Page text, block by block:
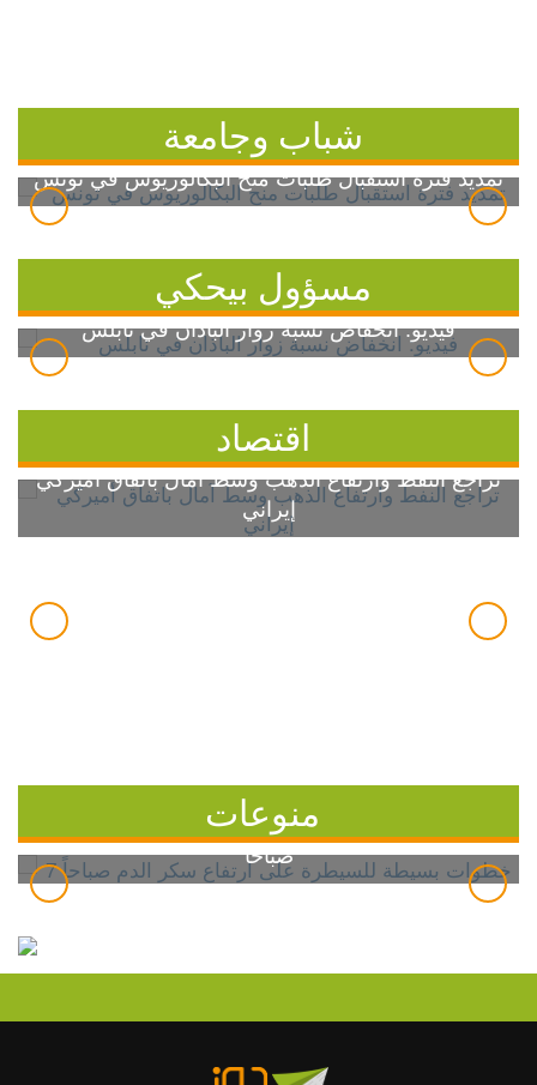
شباب وجامعة
تمديد فترة استقبال طلبات منح البكالوريوس في تونس
مسؤول بيحكي
فيديو: انخفاض نسبة زوار الباذان في نابلس
اقتصاد
تراجع النفط وارتفاع الذهب وسط آمال باتفاق أميركي
إيراني
منوعات
7 خطوات بسيطة للسيطرة على ارتفاع سكر الدم
صباحاً